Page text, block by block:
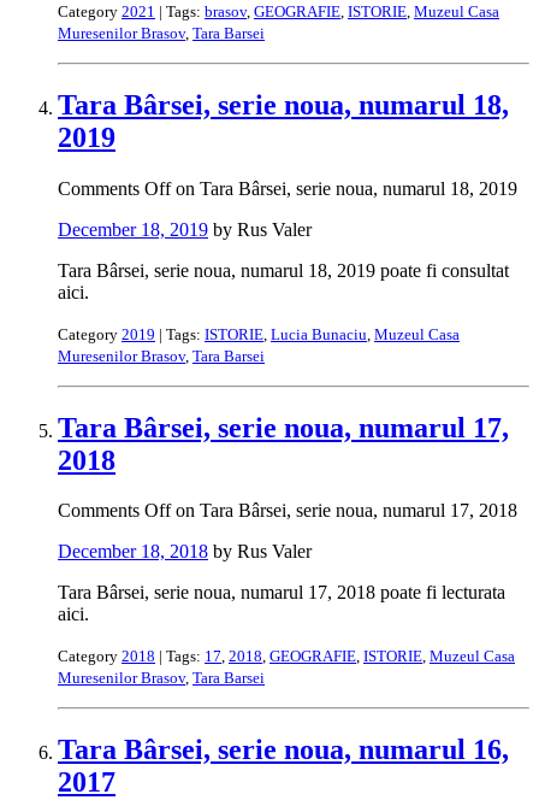
Category 2021 | Tags: brasov, GEOGRAFIE ISTORIE Muzeul Casa
Muresenilor Brasov, Tara Barsei
Tara Bârsei, serie noua, numarul 18,
2019
Comments Offon Tara Bârsei, serie noua, numarul 18, 2019
December 18, 2019 by Rus Valer
Tara Bârsei, serie noua, numarul 18, 2019 poate fi consultat
aici.
Category 2019 | Tags: ISTORIE Lucia Bunaciu Muzeul Casa
Muresenilor Brasov, Tara Barsei
Tara Bârsei, serie noua, numarul 17,
2018
Comments Offon Tara Bârsei, serie noua, numarul 17, 2018
December 18, 2018 by Rus Valer
Tara Bârsei, serie noua, numarul 17, 2018 poate fi lecturata
aici.
Category 2018 | Tags: 17, 2018, GEOGRAFIE, ISTORIE, Muzeul Casa
Muresenilor Brasov, Tara Barsei
Tara Bârsei, serie noua, numarul 16,
2017